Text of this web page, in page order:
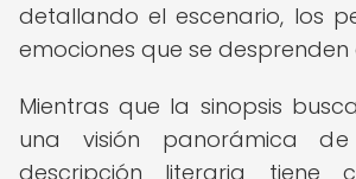
detallando el escenario, los
emociones que se desprenden
Mientras que la sinopsis
una visión panorámica
descripción literaria tiene